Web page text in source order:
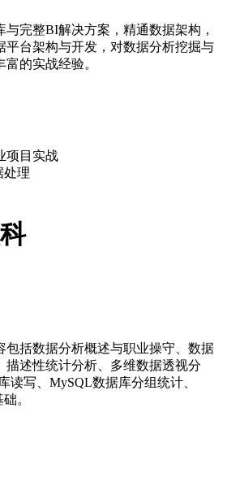
与完整BI解决方案，精通数据架构，
平台架构与开发，对数据分析挖掘与
的实战经验。
项目实战
处理
包括数据分析概述与职业操守、数据
描述性统计分析、多维数据透视分
读写、MySQL数据库分组统计、
。